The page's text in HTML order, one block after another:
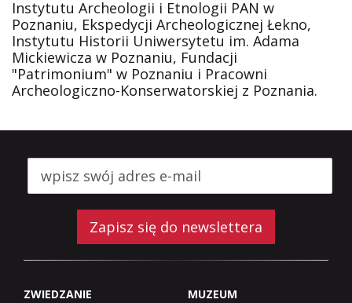
Instytutu Archeologii i Etnologii PAN w
Poznaniu, Ekspedycji Archeologicznej Łekno,
Instytutu Historii Uniwersytetu im. Adama
Mickiewicza w Poznaniu, Fundacji
"Patrimonium" w Poznaniu i Pracowni
Archeologiczno-Konserwatorskiej z Poznania.
Zapisz się do newslettera
ZWIEDZANIE MUZEUM